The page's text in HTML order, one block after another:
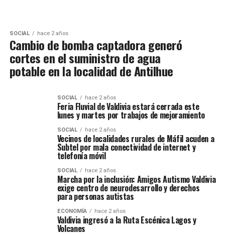
SOCIAL hace 2 años
Cambio de bomba captadora generó
cortes en el suministro de agua
potable en la localidad de Antilhue
SOCIAL hace 2 años
Feria Fluvial de Valdivia estará cerrada este
lunes y martes por trabajos de mejoramiento
SOCIAL hace 2 años
Vecinos de localidades rurales de Máfil acuden a
Subtel por mala conectividad de internet y
telefonía móvil
SOCIAL hace 2 años
Marcha por la inclusión: Amigos Autismo Valdivia
exige centro de neurodesarrollo y derechos
para personas autistas
ECONOMÍA hace 2 años
Valdivia ingresó a la Ruta Escénica Lagos y
Volcanes